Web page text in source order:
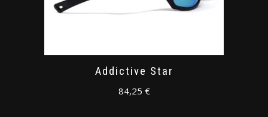
Addictive Star
84,25 €